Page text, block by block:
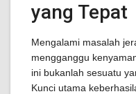
yang Tepat
Mengalami masalah
mengganggu
ini bukanlah sesuatu
Kunci utama